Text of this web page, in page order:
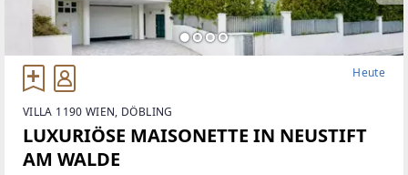
Heute
VILLA 1190 WIEN, DÖBLING
LUXURIÖSE MAISONETTE IN NEUSTIFT
AM WALDE